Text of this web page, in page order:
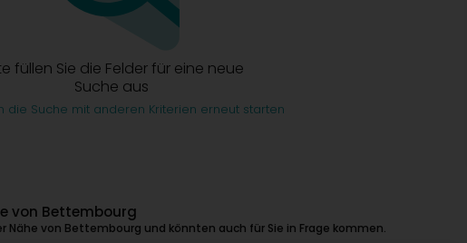
füllen Sie die Felder für eine neue
Suche aus
die Suche mit anderen Kriterien erneut starten
von Bettembourg
Nähe von Bettembourg und könnten auch für Sie in Frage kommen.